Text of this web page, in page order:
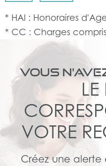
* HAI : Honoraires
* CC : Charges
VOUS
LE
VOTRE
Créez une alerte